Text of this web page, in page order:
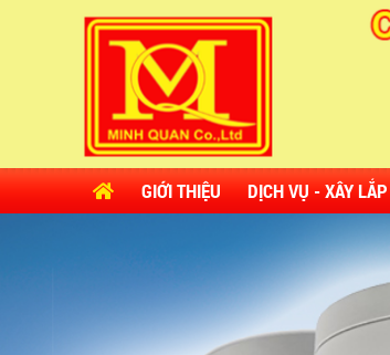
GIỚI THIỆU DỊCH VỤ - XÂY LẮP